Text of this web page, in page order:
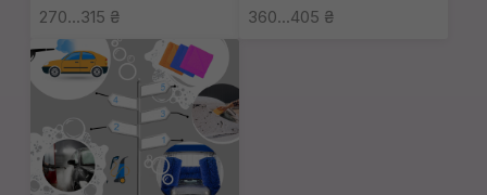
270...315 ₴ 360...405 ₴